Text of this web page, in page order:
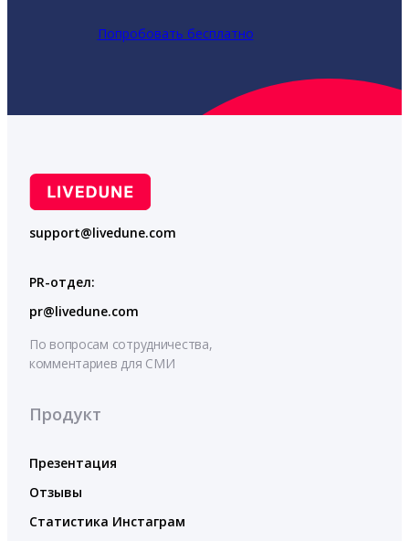
Попробовать бесплатно
support@livedune.com
PR-отдел:
pr@livedune.com
По вопросам сотрудничества,
комментариев для СМИ
Продукт
Презентация
Отзывы
Статистика Инстаграм